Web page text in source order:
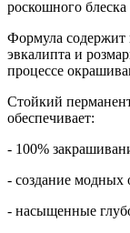
роскошного
Формула
эвкалипта и
процессе
Стойкий
обеспечивает:
- 100%
- создание модных
- насыщенные